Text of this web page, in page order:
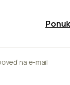
na e-mail